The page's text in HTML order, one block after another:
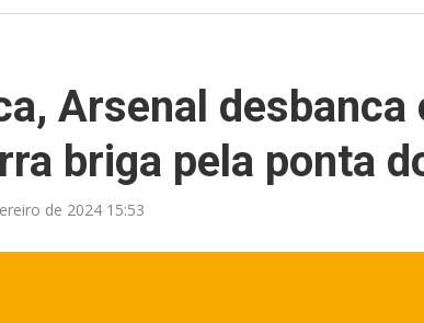
Arsenal desbanca
briga pela ponta
de 2024 15:53